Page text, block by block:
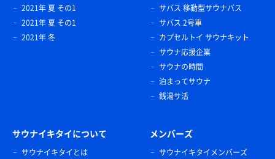
2021年 夏 その1
2021年 夏 その1
2021年 冬
サバス 移動型サウナバス
サバス 2号車
カプセルトイ サウナキット
サウナ応援企業
サウナの時間
泊まってサウナ
銭湯サ活
サウナイキタイについて
サウナイキタイとは
メンバーズ
サウナイキタイメンバーズ